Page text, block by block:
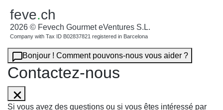
feve.ch
2026 © Fevech Gourmet eVentures S.L.
Company with Tax ID B02837821 registered in Barcelona
Bonjour ! Comment pouvons-nous vous aider ?
Contactez-nous
Si vous avez des questions ou si vous êtes intéressé par